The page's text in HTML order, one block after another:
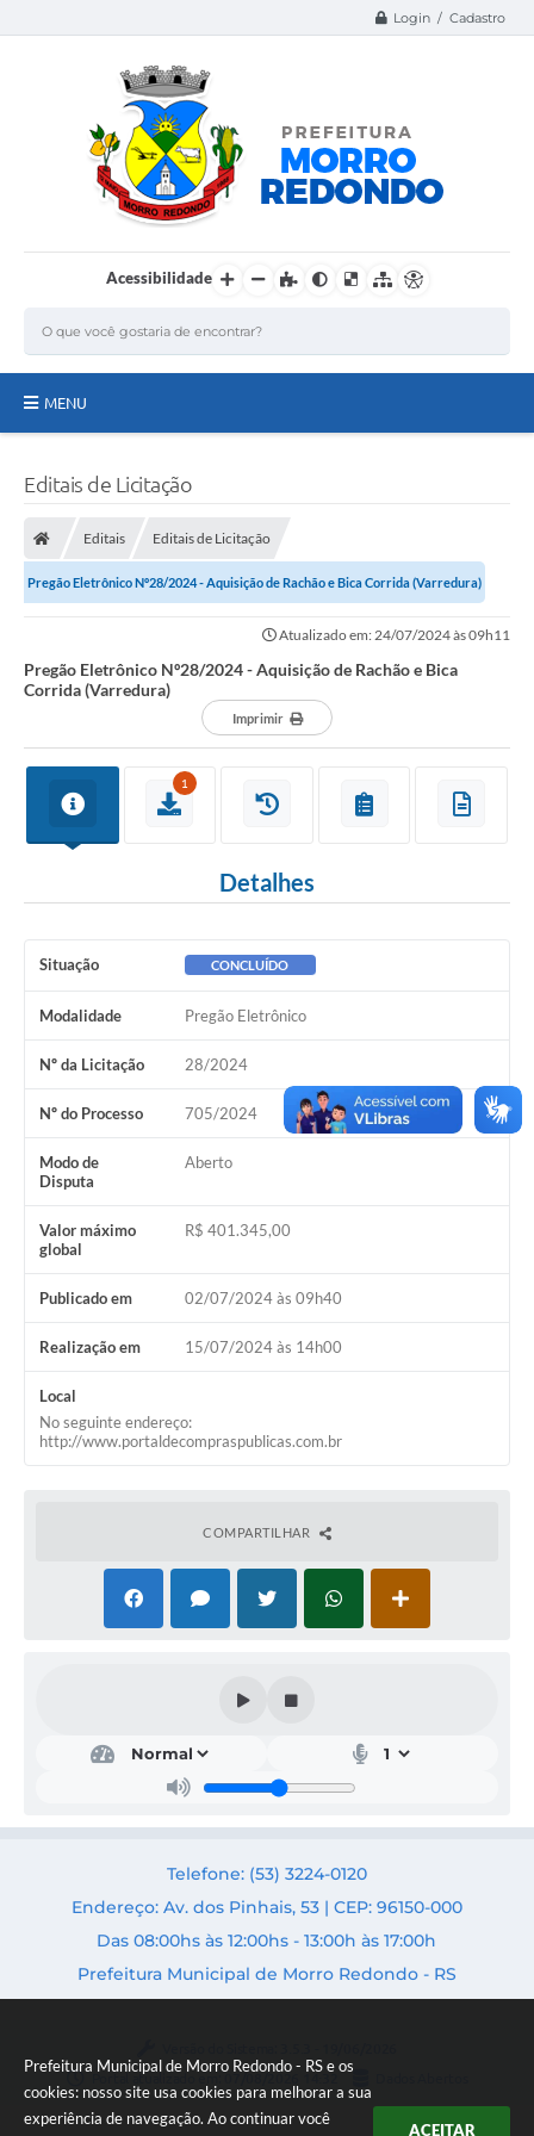
Prefeitura Municipal de Morro Redondo - RS e os
cookies: nosso site usa cookies para melhorar a sua
experiência de navegação. Ao continuar você
ACEITAR
Login / Cadastro
Acessibilidade
MENU
Secretarias
Serviços Online
Ouvidoria
Transparência
Agenda
Acesso Rápido
Editais
Carta de Serviços
Arquivos para Download
Galeria de Vídeos
Projetos
Links
R.H
Editais de Licitação
Editais Editais de Licitação
Pregão Eletrônico Nº28/2024 - Aquisição de Rachão e Bica Corrida (Varredura)
Atualizado em: 24/07/2024 às 09h11
Pregão Eletrônico Nº28/2024 - Aquisição de Rachão e Bica
Corrida (Varredura)
Imprimir
1
Detalhes
Situação CONCLUÍDO
Modalidade Pregão Eletrônico
Nº da Licitação 28/2024
Nº do Processo 705/2024
Modo de
Disputa
Aberto
Valor máximo
global
R$ 401.345,00
Publicado em 02/07/2024 às 09h40
Realização em 15/07/2024 às 14h00
Local
No seguinte endereço:
http://www.portaldecompraspublicas.com.br
COMPARTILHAR
Telefone: (53) 3224-0120
Endereço: Av. dos Pinhais, 53 | CEP: 96150-000
Das 08:00hs às 12:00hs - 13:00h às 17:00h
Prefeitura Municipal de Morro Redondo - RS
Portal atualizado em: